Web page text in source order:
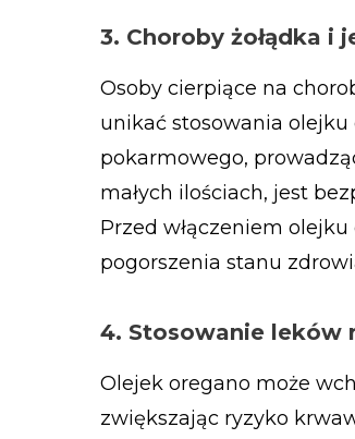
3. Choroby żołądka i
Osoby cierpiące na
unikać stosowania olejku
pokarmowego,
małych ilościach, jest
Przed włączeniem
pogorszenia stanu
4. Stosowanie leków
Olejek oregano może
zwiększając ryzyko